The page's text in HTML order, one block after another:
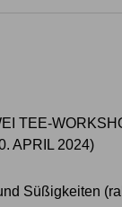
TEE-
APRIL 2024)
Süßigkeiten